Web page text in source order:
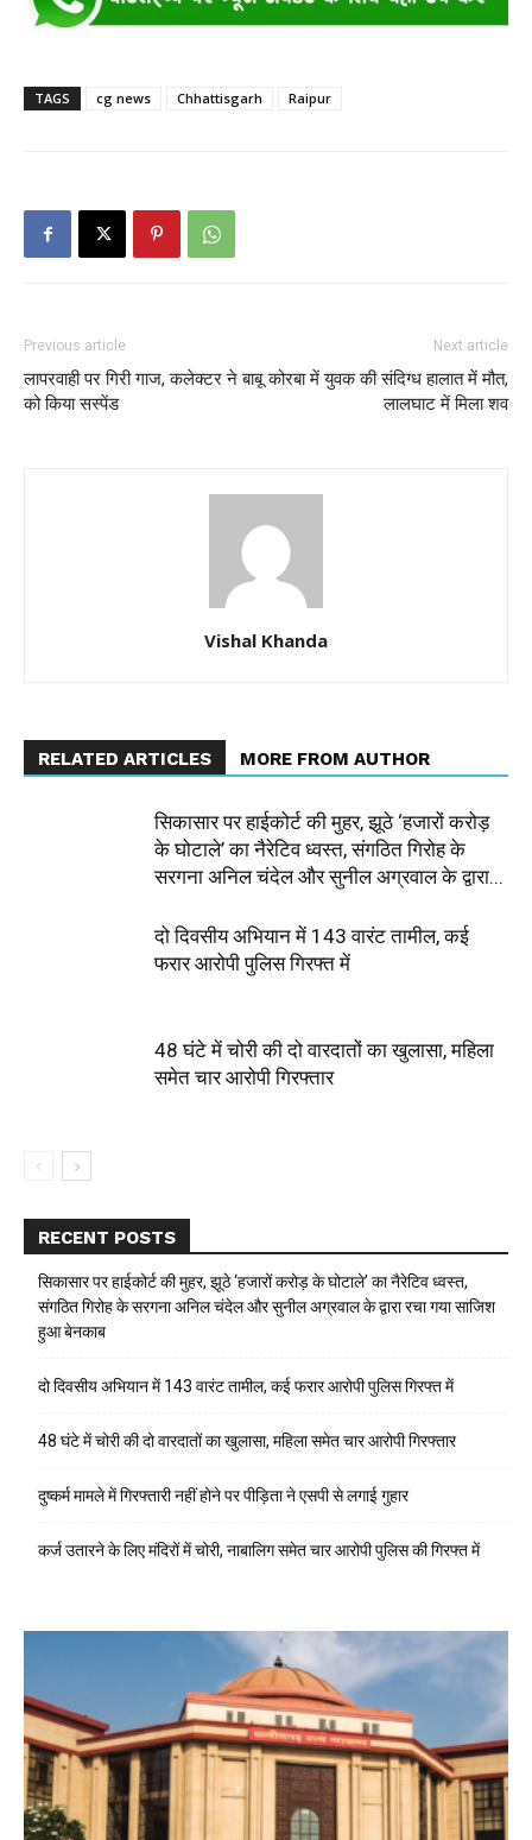
TAGS cg news Chhattisgarh Raipur
Previous article
लापरवाही पर गिरी गाज, कलेक्टर ने बाबू
को किया सस्पेंड
Next article
कोरबा में युवक की संदिग्ध हालात में मौत,
लालघाट में मिला शव
Vishal Khanda
RELATED ARTICLES MORE FROM AUTHOR
सिकासार पर हाईकोर्ट की मुहर, झूठे ‘हजारों करोड़
के घोटाले’ का नैरेटिव ध्वस्त, संगठित गिरोह के
सरगना अनिल चंदेल और सुनील अग्रवाल के द्वारा...
दो दिवसीय अभियान में 143 वारंट तामील, कई
फरार आरोपी पुलिस गिरफ्त में
48 घंटे में चोरी की दो वारदातों का खुलासा, महिला
समेत चार आरोपी गिरफ्तार
RECENT POSTS
सिकासार पर हाईकोर्ट की मुहर, झूठे ‘हजारों करोड़ के घोटाले’ का नैरेटिव ध्वस्त,
संगठित गिरोह के सरगना अनिल चंदेल और सुनील अग्रवाल के द्वारा रचा गया साजिश
हुआ बेनकाब
दो दिवसीय अभियान में 143 वारंट तामील, कई फरार आरोपी पुलिस गिरफ्त में
48 घंटे में चोरी की दो वारदातों का खुलासा, महिला समेत चार आरोपी गिरफ्तार
दुष्कर्म मामले में गिरफ्तारी नहीं होने पर पीड़िता ने एसपी से लगाई गुहार
कर्ज उतारने के लिए मंदिरों में चोरी, नाबालिग समेत चार आरोपी पुलिस की गिरफ्त में